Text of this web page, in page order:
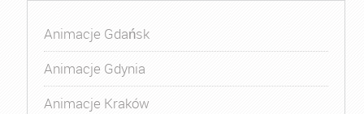
Animacje Gdańsk
Animacje Gdynia
Animacje Kraków